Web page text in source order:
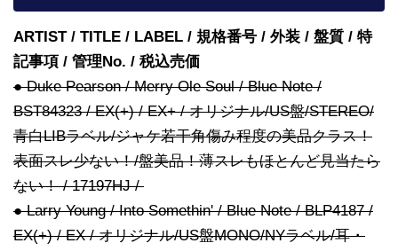
ARTIST / TITLE / LABEL / 規格番号 / 外装 / 盤質 / 特
記事項 / 管理No. / 税込売価
● Duke Pearson / Merry Ole Soul / Blue Note /
BST84323 / EX(+) / EX+ / オリジナル/US盤/STEREO/
青白LIBラベル/ジャケ若干角傷み程度の美品クラス！
表面スレ少ない！/盤美品！薄スレもほとんど見当たら
ない！ / 17197HJ /
● Larry Young / Into Somethin' / Blue Note / BLP4187 /
EX(+) / EX / オリジナル/US盤MONO/NYラベル/耳・